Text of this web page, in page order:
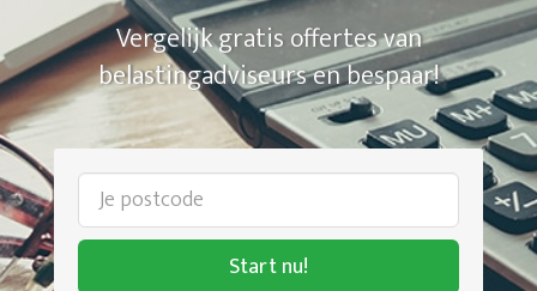
Vergelijk gratis offertes van
belastingadviseurs en bespaar!
Start nu!